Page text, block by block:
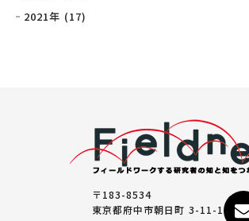
2021年 (17)
〒183-8534
東京都府中市朝日町 3-11-1